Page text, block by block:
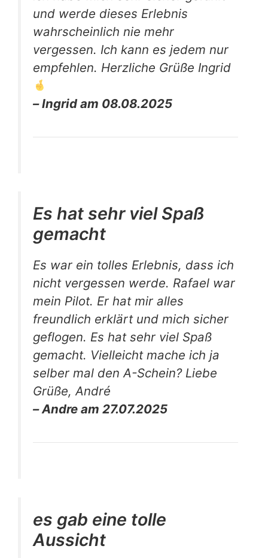
und werde dieses Erlebnis
wahrscheinlich nie mehr
vergessen. Ich kann es jedem nur
empfehlen. Herzliche Grüße Ingrid
– Ingrid am 08.08.2025
Es hat sehr viel Spaß
gemacht
Es war ein tolles Erlebnis, dass ich
nicht vergessen werde. Rafael war
mein Pilot. Er hat mir alles
freundlich erklärt und mich sicher
geflogen. Es hat sehr viel Spaß
gemacht. Vielleicht mache ich ja
selber mal den A-Schein? Liebe
Grüße, André
– Andre am 27.07.2025
es gab eine tolle
Aussicht